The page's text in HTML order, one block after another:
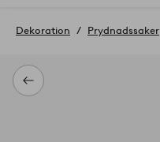
till
Tillbaka
Dekoration Prydnadssaker